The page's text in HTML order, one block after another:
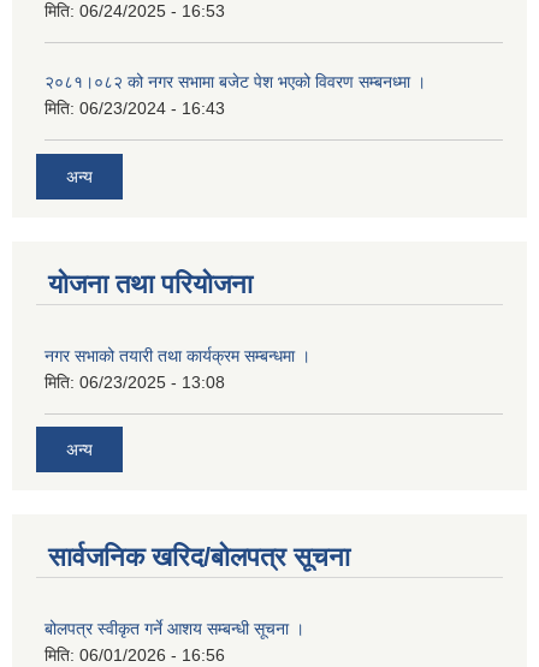
मिति: 06/24/2025 - 16:53
२०८१।०८२ को नगर सभामा बजेट पेश भएको विवरण सम्बनध्मा ।
मिति: 06/23/2024 - 16:43
अन्य
योजना तथा परियोजना
नगर सभाको तयारी तथा कार्यक्रम सम्बन्धमा ।
मिति: 06/23/2025 - 13:08
अन्य
सार्वजनिक खरिद/बोलपत्र सूचना
बोलपत्र स्वीकृत गर्ने आशय सम्बन्धी सूचना ।
मिति: 06/01/2026 - 16:56